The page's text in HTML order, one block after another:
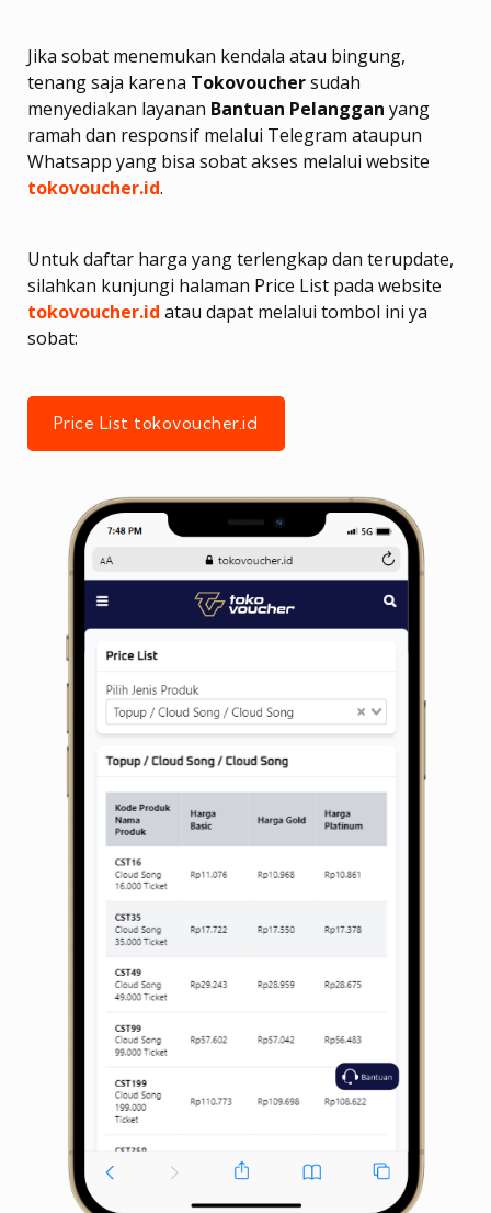
Jika sobat menemukan kendala atau bingung,
tenang saja karena Tokovouchersudah
menyediakan layanan Bantuan Pelanggan yang
ramah dan responsif melalui Telegram ataupun
Whatsapp yang bisa sobat akses melalui website
tokovoucher.id.
Untuk daftar harga yang terlengkap dan terupdate,
silahkan kunjungi halaman Price List pada website
tokovoucher.id atau dapat melalui tombol ini ya
sobat:
Price List tokovoucher.id